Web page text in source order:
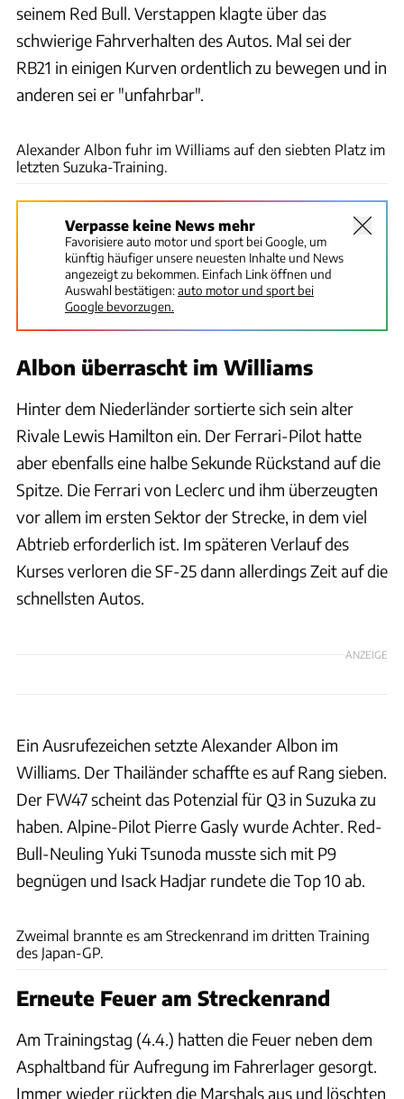
seinem Red Bull. Verstappen klagte über das
schwierige Fahrverhalten des Autos. Mal sei der
RB21 in einigen Kurven ordentlich zu bewegen und in
anderen sei er "unfahrbar".
Alexander Albon fuhr im Williams auf den siebten Platz im
letzten Suzuka-Training.
Verpasse keine News mehr
Favorisiere auto motor und sport bei Google, um
künftig häufiger unsere neuesten Inhalte und News
angezeigt zu bekommen. Einfach Link öffnen und
Auswahl bestätigen:auto motor und sport bei
Google bevorzugen.
Albon überrascht im Williams
Hinter dem Niederländer sortierte sich sein alter
Rivale Lewis Hamilton ein. Der Ferrari-Pilot hatte
aber ebenfalls eine halbe Sekunde Rückstand auf die
Spitze. Die Ferrari von Leclerc und ihm überzeugten
vor allem im ersten Sektor der Strecke, in dem viel
Abtrieb erforderlich ist. Im späteren Verlauf des
Kurses verloren die SF-25 dann allerdings Zeit auf die
schnellsten Autos.
ANZEIGE
Ein Ausrufezeichen setzte Alexander Albon im
Williams. Der Thailänder schaffte es auf Rang sieben.
Der FW47 scheint das Potenzial für Q3 in Suzuka zu
haben. Alpine-Pilot Pierre Gasly wurde Achter. Red-
Bull-Neuling Yuki Tsunoda musste sich mit P9
begnügen und Isack Hadjar rundete die Top 10 ab.
Zweimal brannte es am Streckenrand im dritten Training
des Japan-GP.
Erneute Feuer am Streckenrand
Am Trainingstag (4.4.) hatten die Feuer neben dem
Asphaltband für Aufregung im Fahrerlager gesorgt.
Immer wieder rückten die Marshals aus und löschten